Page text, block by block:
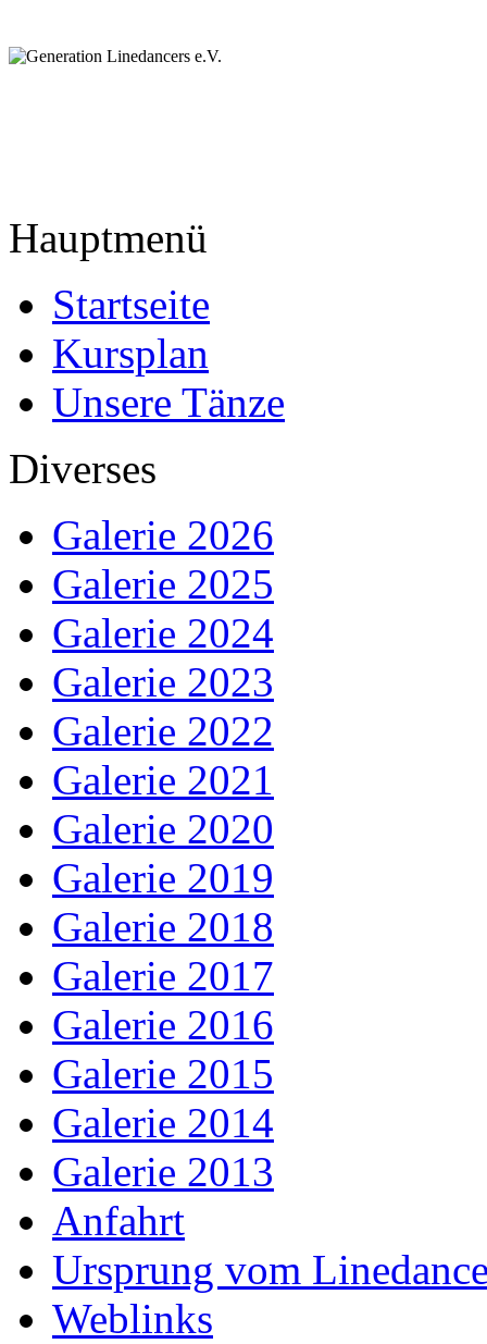
Hauptmenü
Startseite
Kursplan
Unsere Tänze
Diverses
Galerie 2026
Galerie 2025
Galerie 2024
Galerie 2023
Galerie 2022
Galerie 2021
Galerie 2020
Galerie 2019
Galerie 2018
Galerie 2017
Galerie 2016
Galerie 2015
Galerie 2014
Galerie 2013
Anfahrt
Ursprung vom
Weblinks